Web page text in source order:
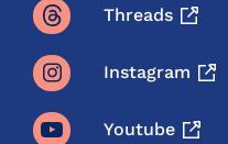
Threads
Instagram
Youtube